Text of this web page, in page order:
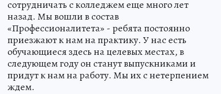
сотрудничать с колледжем еще много лет
назад. Мы вошли в состав
«Профессионалитета» - ребята постоянно
приезжают к нам на практику. У нас есть
обучающиеся здесь на целевых местах, в
следующем году он станут выпускниками и
придут к нам на работу. Мы их с нетерпением
ждем.